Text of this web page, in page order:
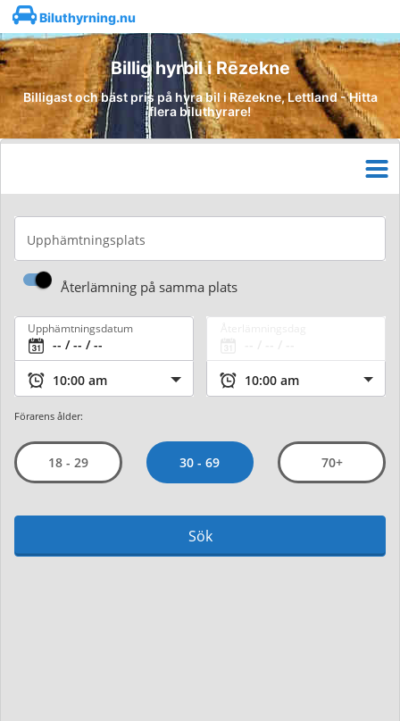
Biluthyrning.nu
Billig hyrbil i Rēzekne
Billigast och bäst pris på hyra bil i Rēzekne, Lettland - Hitta
flera biluthyrare!
Upphämtningsplats
Återlämning på samma plats
Upphämtningsdatum
Förarens ålder:
18 - 29 30 - 69 70+
Sök